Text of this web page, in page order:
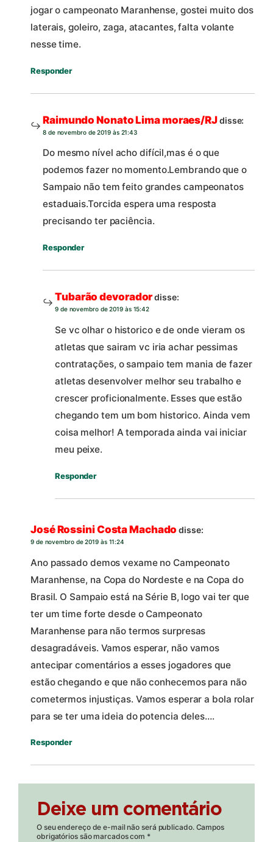
jogar o campeonato Maranhense, gostei muito dos
laterais, goleiro, zaga, atacantes, falta volante
nesse time.
Responder
Raimundo Nonato Lima moraes/RJdisse:
8 de novembro de 2019 às 21:43
Do mesmo nível acho difícil,mas é o que
podemos fazer no momento.Lembrando que o
Sampaio não tem feito grandes campeonatos
estaduais.Torcida espera uma resposta
precisando ter paciência.
Responder
Tubarão devoradordisse:
9 de novembro de 2019 às 15:42
Se vc olhar o historico e de onde vieram os
atletas que sairam vc iria achar pessimas
contratações, o sampaio tem mania de fazer
atletas desenvolver melhor seu trabalho e
crescer proficionalmente. Esses que estão
chegando tem um bom historico. Ainda vem
coisa melhor! A temporada ainda vai iniciar
meu peixe.
Responder
José Rossini Costa Machado disse:
9 de novembro de 2019 às 11:24
Ano passado demos vexame no Campeonato
Maranhense, na Copa do Nordeste e na Copa do
Brasil. O Sampaio está na Série B, logo vai ter que
ter um time forte desde o Campeonato
Maranhense para não termos surpresas
desagradáveis. Vamos esperar, não vamos
antecipar comentários a esses jogadores que
estão chegando e que não conhecemos para não
cometermos injustiças. Vamos esperar a bola rolar
para se ter uma ideia do potencia deles….
Responder
Deixe um comentário
O seu endereço de e-mail não será publicado. Campos
obrigatórios são marcados com *